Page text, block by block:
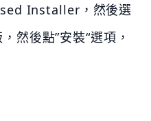
Installer，然後選
然後點”安裝“選項，